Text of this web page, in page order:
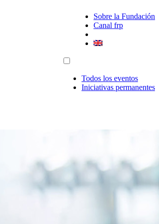
Sobre la Fundación
Canal frp
Todos los eventos
Iniciativas permanentes